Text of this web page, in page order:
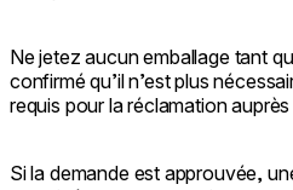
Ne jetez aucun emballage tant
confirmé qu’il n’est plus
requis pour la réclamation
Si la demande est approuvée,